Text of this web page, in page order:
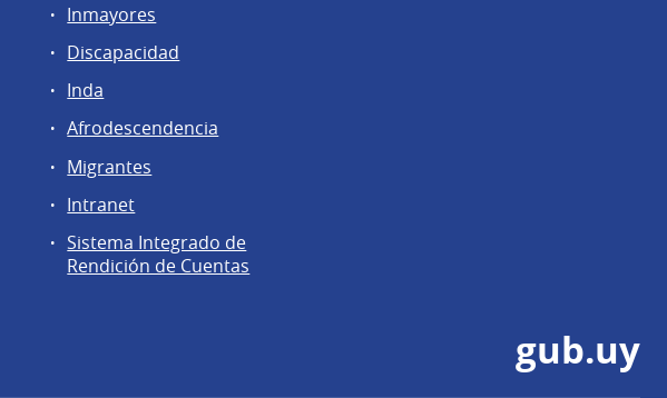
Inmayores
Discapacidad
Inda
Afrodescendencia
Migrantes
Intranet
Sistema Integrado de
Rendición de Cuentas
gub.uy